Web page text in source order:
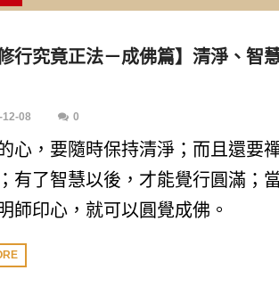
修行究竟正法－成佛篇】清淨、智
12-08 0
心，要隨時保持清淨；而且還要
有了智慧以後，才能覺行圓滿；
師印心，就可以圓覺成佛。